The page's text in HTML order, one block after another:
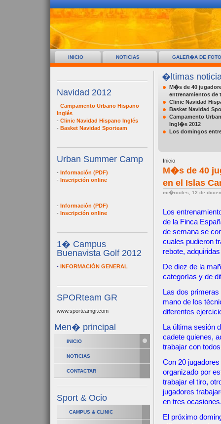
INICIO NOTICIAS GALER�A DE
Navidad 2012
- Campamento Urbano Hispano
Inglés
- Clinic Navidad Hispano Inglés
- Basket Navidad Sporteam
Urban Summer Camp
- Información (PDF)
- Inscripción online
- Información (PDF)
- Inscripción online
1� Campus
Buenavista Golf 2012
- INFORMACIÓN GENERAL
SPORteam GR
www.sporteamgr.com
Men� principal
INICIO
NOTICIAS
CONTACTAR
Sport & Ocio
CAMPUS & CLINIC
�ltimas
M�s de 40
entrenamientos de
Clinic Navidad
Basket Navidad
Campamento
Ingl�s 2012
Los domingos
Inicio
M�s de 40
en el Islas
mi�rcoles, 12 de
Los
de la Finca
de semana se
cuales pudieron
rebote,
De diez de la
categorías y de
Las dos
mano de los
diferentes
La última sesión
cadete quienes,
trabajar con
Con 20
organizado por
trabajar el tiro,
jugadores
en tres
El próximo